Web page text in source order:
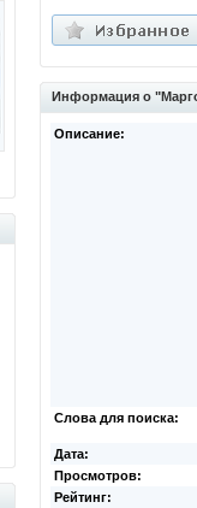
Информация о
Описание:
Слова для поиска:
Дата:
Просмотров:
Рейтинг: